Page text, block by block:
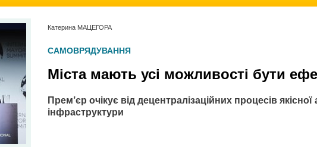
Катерина МАЦЕГОРА
САМОВРЯДУВАННЯ
Міста мають усі можливості бути
Прем’єр очікує від децентралізаційних процесів
інфраструктури